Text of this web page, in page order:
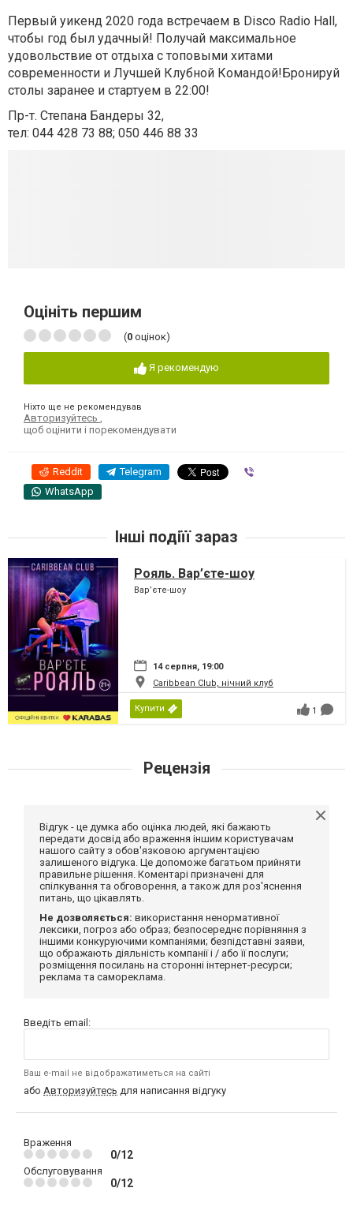
Первый уикенд 2020 года встречаем в Disco Radio Hall,
чтобы год был удачный! Получай максимальное
удовольствие от отдыха с топовыми хитами
современности и Лучшей Клубной Командой!Бронируй
столы заранее и стартуем в 22:00!
Пр-т. Степана Бандеры 32,
тел: 044 428 73 88; 050 446 88 33
Оцініть першим
(0 оцінок)
Я рекомендую
Ніхто ще не рекомендував
Авторизуйтесь
щоб оцінити і порекомендувати
Reddit Telegram
WhatsApp
Інші подіїї зараз
Рояль. Вар’єте-шоу
Вар’єте-шоу
14 серпня, 19:00
Caribbean Club, нічний клуб
Купити 1
Рецензія
Відгук - це думка або оцінка людей, які бажають
передати досвід або враження іншим користувачам
нашого сайту з обов'язковою аргументацією
залишеного відгука. Це допоможе багатьом прийняти
правильне рішення. Коментарі призначені для
спілкування та обговорення, а також для роз'яснення
питань, що цікавлять.
Не дозволяється: використання ненормативної
лексики, погроз або образ; безпосереднє порівняння з
іншими конкуруючими компаніями; безпідставні заяви,
що ображають діяльність компанії і / або її послуги;
розміщення посилань на сторонні інтернет-ресурси;
реклама та самореклама.
Введіть email:
Ваш e-mail не відображатиметься на сайті
або Авторизуйтесь для написання відгуку
Враження
0/12
Обслуговування
0/12